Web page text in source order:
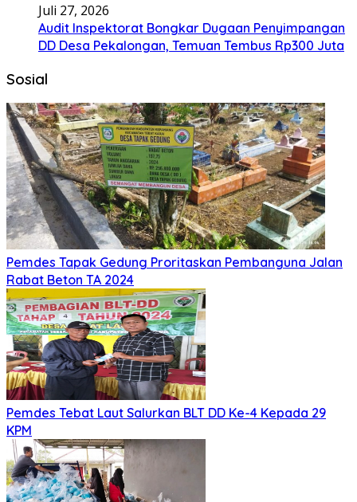
Juli 27, 2026
Audit Inspektorat Bongkar Dugaan Penyimpangan
DD Desa Pekalongan, Temuan Tembus Rp300 Juta
Sosial
Pemdes Tapak Gedung Proritaskan Pembanguna Jalan
Rabat Beton TA 2024
Pemdes Tebat Laut Salurkan BLT DD Ke-4 Kepada 29
KPM